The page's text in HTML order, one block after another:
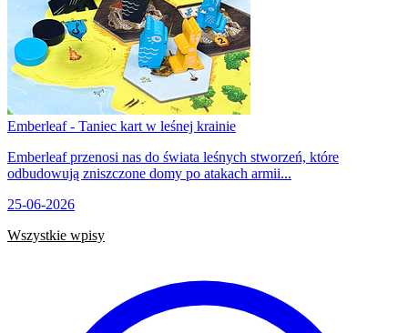
Emberleaf - Taniec kart w leśnej krainie
Emberleaf przenosi nas do świata leśnych stworzeń, które
odbudowują zniszczone domy po atakach armii...
25-06-2026
Wszystkie wpisy